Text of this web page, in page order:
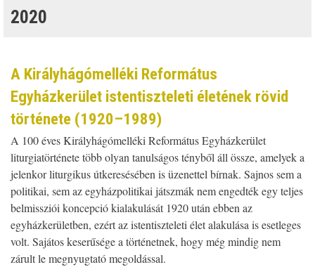
2020
A Királyhágómelléki Református
Egyházkerület istentiszteleti életének rövid
története (1920–1989)
A 100 éves Királyhágómelléki Református Egyházkerület
liturgiatörténete több olyan tanulságos tényből áll össze, amelyek a
jelenkor liturgikus útkeresésében is üzenettel bírnak. Sajnos sem a
politikai, sem az egyházpolitikai játszmák nem engedték egy teljes
belmissziói koncepció kialakulását 1920 után ebben az
egyházkerületben, ezért az istentiszteleti élet alakulása is esetleges
volt. Sajátos keserűsége a történetnek, hogy még mindig nem
zárult le megnyugtató megoldással.